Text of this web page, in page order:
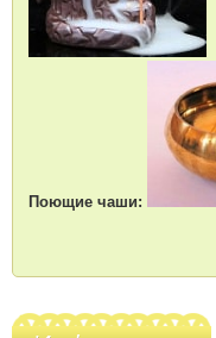
Поющие чаши: